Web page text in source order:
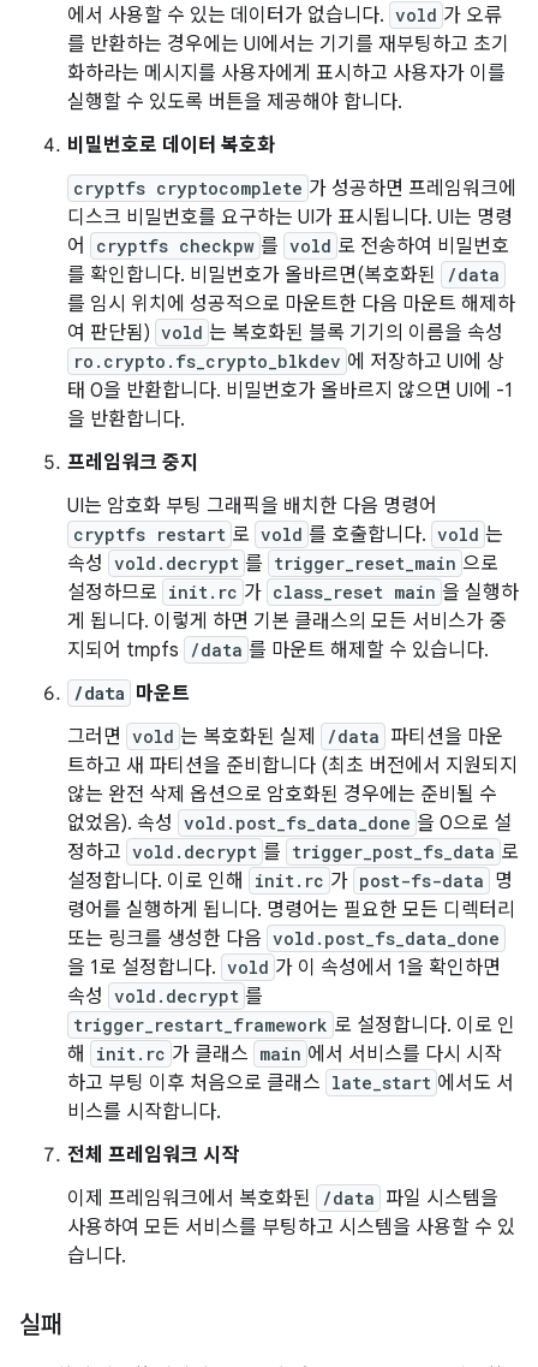
에서 사용할 수 있는 데이터가 없습니다. vold 가 오류
를 반환하는 경우에는 UI에서는 기기를 재부팅하고 초기
화하라는 메시지를 사용자에게 표시하고 사용자가 이를
실행할 수 있도록 버튼을 제공해야 합니다.
비밀번호로 데이터 복호화
cryptfs cryptocomplete 가 성공하면 프레임워크에
디스크 비밀번호를 요구하는 UI가 표시됩니다. UI는 명령
어
cryptfs checkpw 를 vold 로 전송하여 비밀번호
를 확인합니다. 비밀번호가 올바르면(복호화된
/data
를 임시 위치에 성공적으로 마운트한 다음 마운트 해제하
여 판단됨) vold 는 복호화된 블록 기기의 이름을 속성
ro.crypto.fs_crypto_blkdev 에 저장하고 UI에 상
태 0을 반환합니다. 비밀번호가 올바르지 않으면 UI에 -1
을 반환합니다.
프레임워크 중지
UI는 암호화 부팅 그래픽을 배치한 다음 명령어
cryptfs restart 로 vold 를 호출합니다. vold 는
속성 vold.decrypt 를 trigger_reset_main 으로
설정하므로 init.rc 가 class_reset main 을 실행하
게 됩니다. 이렇게 하면 기본 클래스의 모든 서비스가 중
지되어 tmpfs
/data 를 마운트 해제할 수 있습니다.
/data 마운트
그러면 vold 는 복호화된 실제 /data 파티션을 마운
트하고 새 파티션을 준비합니다 (최초 버전에서 지원되지
않는 완전 삭제 옵션으로 암호화된 경우에는 준비될 수
없었음). 속성 vold.post_fs_data_done 을 0으로 설
정하고 vold.decrypt 를 trigger_post_fs_data 로
설정합니다. 이로 인해
init.rc 가 post-fs-data 명
령어를 실행하게 됩니다. 명령어는 필요한 모든 디렉터리
또는 링크를 생성한 다음 vold.post_fs_data_done
을 1로 설정합니다. vold 가 이 속성에서 1을 확인하면
속성 vold.decrypt 를
trigger_restart_framework 로 설정합니다. 이로 인
해
init.rc 가 클래스 main 에서 서비스를 다시 시작
하고 부팅 이후 처음으로 클래스 late_start 에서도 서
비스를 시작합니다.
전체 프레임워크 시작
이제 프레임워크에서 복호화된
/data 파일 시스템을
사용하여 모든 서비스를 부팅하고 시스템을 사용할 수 있
습니다.
실패